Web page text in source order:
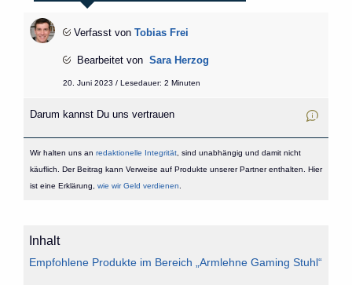
Verfasst von Tobias Frei
Bearbeitet von Sara Herzog
20. Juni 2023 / Lesedauer: 2 Minuten
Darum kannst Du uns vertrauen
Wir halten uns an redaktionelle Integrität, sind unabhängig und damit nicht
käuflich. Der Beitrag kann Verweise auf Produkte unserer Partner enthalten. Hier
ist eine Erklärung, wie wir Geld verdienen
Inhalt
Empfohlene Produkte im Bereich „Armlehne Gaming Stuhl“